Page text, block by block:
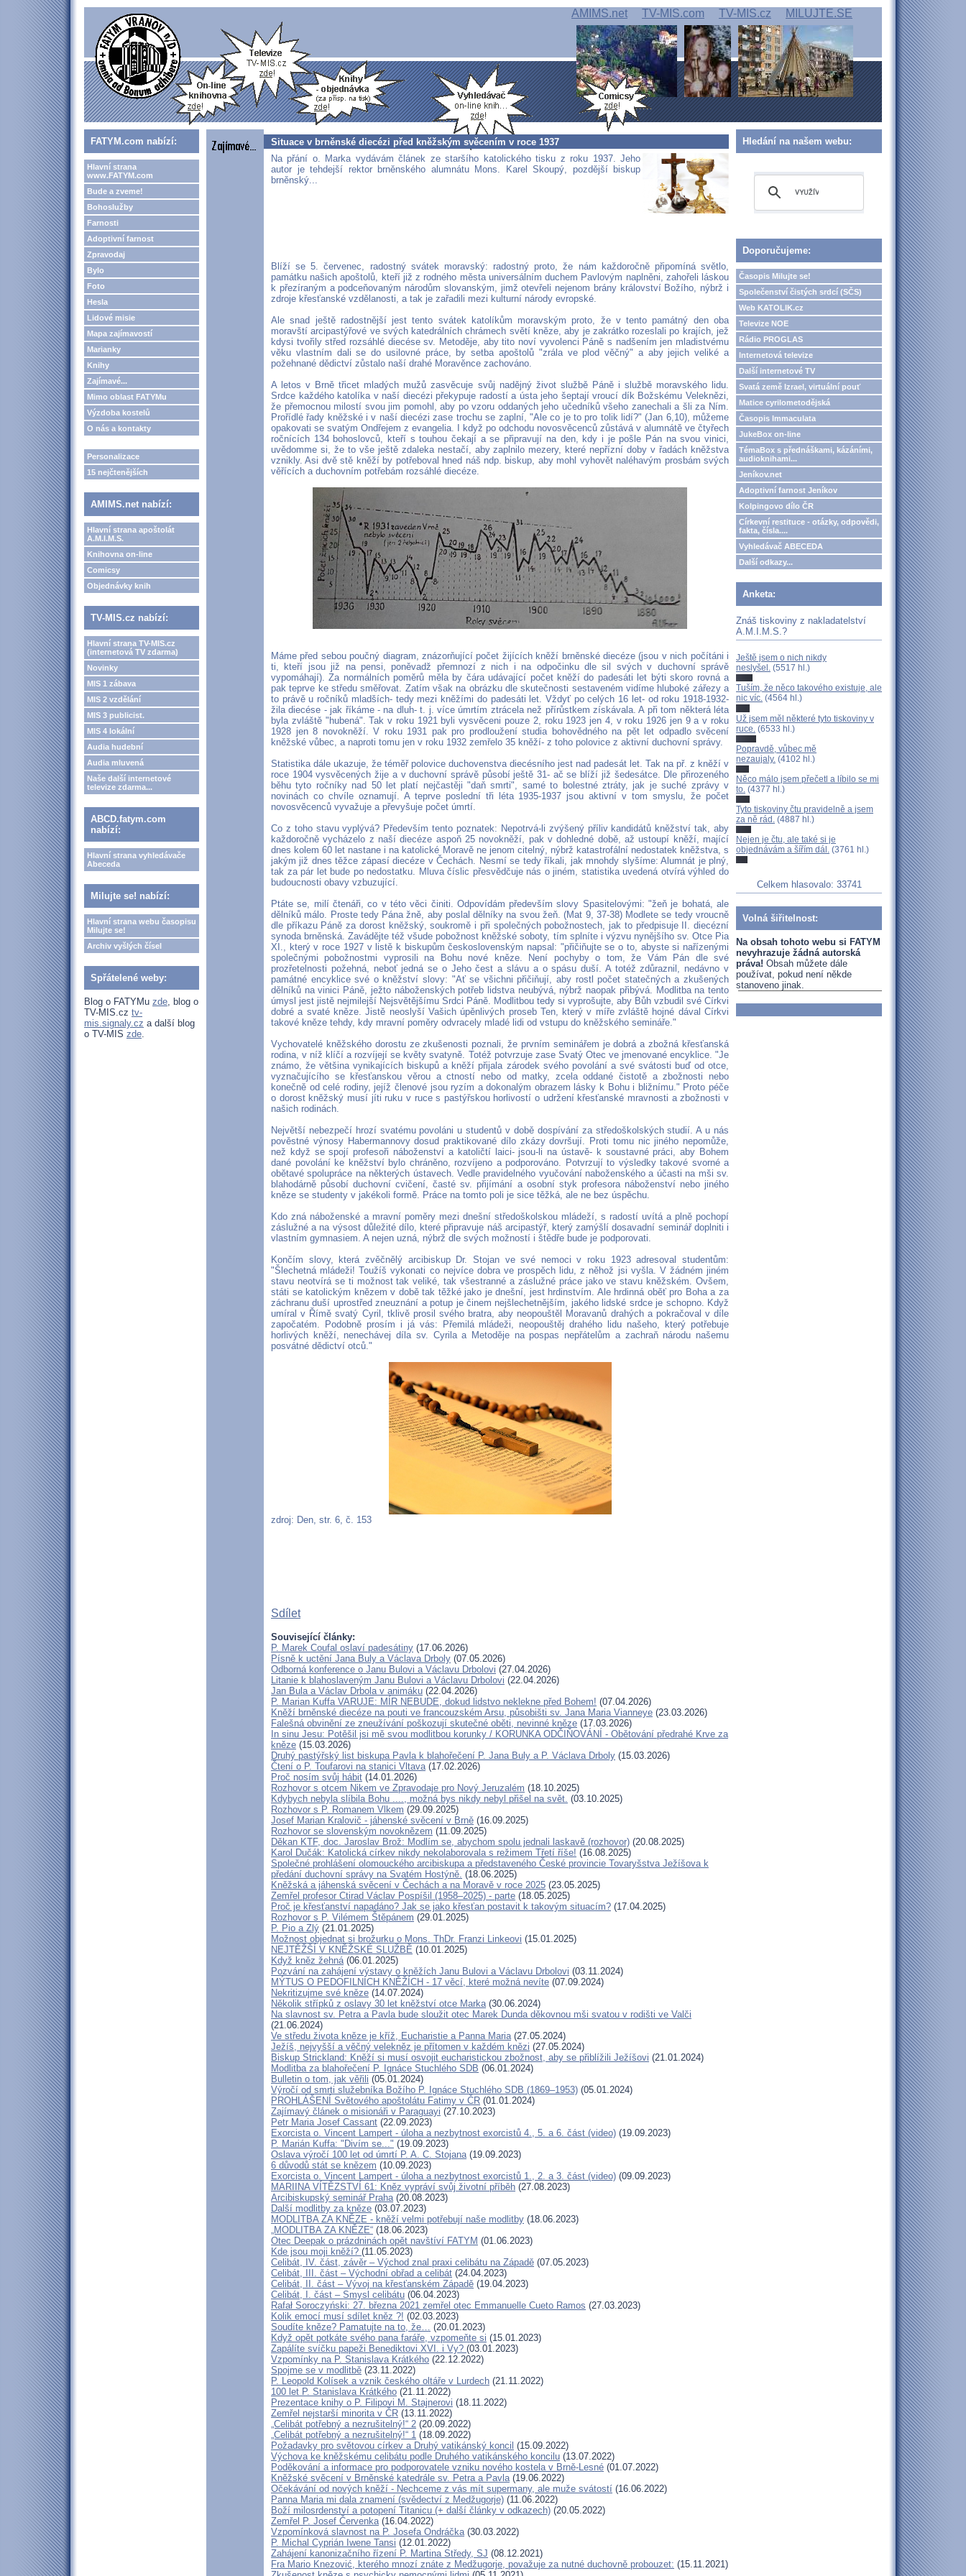
AMIMS.net TV-MIS.com TV-MIS.cz MILUJTE.SE
FATYM.com nabízí:
Hlavní strana
www.FATYM.com
Bude a zveme!
Bohoslužby
Farnosti
Adoptivní farnost
Zpravodaj
Bylo
Foto
Hesla
Lidové misie
Mapa zajímavostí
Marianky
Knihy
Zajímavé...
Mimo oblast FATYMu
Výzdoba kostelů
O nás a kontakty
Personalizace
15 nejčtenějších
AMIMS.net nabízí:
Hlavní strana apoštolát
A.M.I.M.S.
Knihovna on-line
Comicsy
Objednávky knih
TV-MIS.cz nabízí:
Hlavní strana TV-MIS.cz
(internetová TV zdarma)
Novinky
MIS 1 zábava
MIS 2 vzdělání
MIS 3 publicist.
MIS 4 lokální
Audia hudební
Audia mluvená
Naše další internetové
televize zdarma...
ABCD.fatym.com
nabízí:
Hlavní strana vyhledávače
Abeceda
Milujte se! nabízí:
Hlavní strana webu časopisu
Milujte se!
Archiv vyšlých čísel
Spřátelené weby:
Blog o FATYMu zde, blog o
TV-MIS.cz tv-
mis.signaly.cz a další blog
o TV-MIS zde.
Situace v brněnské diecézi před kněžským svěcením v roce 1937
Na přání o. Marka vydávám článek ze staršího katolického tisku z roku 1937. Jeho
autor je tehdejší rektor brněnského alumnátu Mons. Karel Skoupý, pozdější biskup
brněnský...
Blíží se 5. červenec, radostný svátek moravský: radostný proto, že nám každoročně připomíná světlo,
památku našich apoštolů, kteří již z rodného města universálním duchem Pavlovým naplněni, zahořeli láskou
k přezíraným a podceňovaným národům slovanským, jimž otevřeli nejenom brány království Božího, nýbrž i
zdroje křesťanské vzdělanosti, a tak je zařadili mezi kulturní národy evropské.
Ale snad ještě radostnější jest tento svátek katolíkům moravským proto, že v tento památný den oba
moravští arcipastýřové ve svých katedrálních chrámech světí kněze, aby je zakrátko rozeslali po krajích, jež
kdysi tvořily střed rozsáhlé diecése sv. Metoděje, aby tito noví vyvolenci Páně s nadšením jen mladistvému
věku vlastním dali se do usilovné práce, by setba apoštolů "zrála ve plod věčný" a aby jejich veliké a
požehnané dědictví zůstalo naší drahé Moravěnce zachováno.
A letos v Brně třicet mladých mužů zasvěcuje svůj nadějný život službě Páně i službě moravského lidu.
Srdce každého katolíka v naší diecézi překypuje radostí a ústa jeho šeptají vroucí dík Božskému Veleknězi,
že přemocnou milostí svou jim pomohl, aby po vzoru oddaných jeho učedníků všeho zanechali a šli za Ním.
Prořídlé řady kněžské i v naší diecézi zase trochu se zaplní, "Ale co je to pro tolik lidí?" (Jan 6,10), můžeme
opakovati se svatým Ondřejem z evangelia. I když po odchodu novosvěcenců zůstává v alumnátě ve čtyřech
ročnících 134 bohoslovců, kteří s touhou čekají a se připravují na den, kdy i je pošle Pán na svou vinici,
uvědomme si, že to vše ještě zdaleka nestačí, aby zaplnilo mezery, které nepřízní doby v řadách kněžstva
vznikly. Asi dvě stě kněží by potřeboval hned náš ndp. biskup, aby mohl vyhovět naléhavým prosbám svých
věřících a duchovním potřebám rozsáhlé diecéze.
Máme před sebou poučný diagram, znázorňující počet žijících kněží brněnské diecéze (jsou v nich počítáni i
ti, kteří jsou již na pensi, poněvadž přemnozí z nich i na odpočinku dle sil svých v duchovní správě
vypomáhají). Za normálních poměrů měla by čára udávající počet kněží do padesáti let býti skoro rovná a
pak teprve ke středu směřovat. Zatím však na obrázku dle skutečnosti sestaveném vidíme hluboké zářezy a
to právě u ročníků mladších- tedy mezi kněžími do padesáti let. Vždyť po celých 16 let- od roku 1918-1932-
žila diecése - jak říkáme - na dluh- t. j. více úmrtím ztrácela než přírůstkem získávala. A při tom některá léta
byla zvláště "hubená". Tak v roku 1921 byli vysvěceni pouze 2, roku 1923 jen 4, v roku 1926 jen 9 a v roku
1928 jen 8 novokněží. V roku 1931 pak pro prodloužení studia bohovědného na pět let odpadlo svěcení
kněžské vůbec, a naproti tomu jen v roku 1932 zemřelo 35 kněží- z toho polovice z aktivní duchovní správy.
Statistika dále ukazuje, že téměř polovice duchovenstva diecésního jest nad padesát let. Tak na př. z kněží v
roce 1904 vysvěcených žije a v duchovní správě působí ještě 31- ač se blíží již šedesátce. Dle přirozeného
běhu tyto ročníky nad 50 let platí nejčastěji "daň smrti", samé to bolestné ztráty, jak je suché zprávy v
novinách co chvíle oznamují. A teprve poslední tři léta 1935-1937 jsou aktivní v tom smyslu, že počet
novosvěcenců vyvažuje a převyšuje počet úmrtí.
Co z toho stavu vyplývá? Především tento poznatek: Nepotrvá-li zvýšený příliv kandidátů kněžství tak, aby
každoročně vycházelo z naší diecéze aspoň 25 novokněží, pak v dohledné době, až ustoupí kněží, mající
dnes kolem 60 let nastane i na katolické Moravě ne jenom citelný, nýbrž katastrofální nedostatek kněžstva, s
jakým již dnes těžce zápasí diecéze v Čechách. Nesmí se tedy říkali, jak mnohdy slyšíme: Alumnát je plný,
tak za pár let bude po nedostatku. Mluva číslic přesvědčuje nás o jiném, statistika uvedená otvírá výhled do
budoucnosti obavy vzbuzující.
Ptáte se, milí čtenáři, co v této věci činiti. Odpovídám především slovy Spasitelovými: "žeň je bohatá, ale
dělníků málo. Proste tedy Pána žně, aby poslal dělníky na svou žeň. (Mat 9, 37-38) Modlete se tedy vroucně
dle příkazu Páně za dorost kněžský, soukromě i při společných pobožnostech, jak to předpisuje II. diecézní
synoda brněnská. Zavádějte též všude pobožnost kněžské soboty, tím splníte i výzvu nynějšího sv. Otce Pia
XI., který v roce 1927 v listě k biskupům československým napsal: "přičiňujte se o to, abyste si nařízenými
společnými pobožnostmi vyprosili na Bohu nové kněze. Není pochyby o tom, že Vám Pán dle své
prozřetelnosti požehná, neboť jedná se o Jeho čest a slávu a o spásu duší. A totéž zdůraznil, nedávno v
památné encyklice své o kněžství slovy: "Ať se všichni přičiňují, aby rostl počet statečných a zkušených
dělníků na vinici Páně, ježto náboženských potřeb lidstva neubývá, nýbrž naopak přibývá. Modlitba na tento
úmysl jest jistě nejmilejší Nejsvětějšímu Srdci Páně. Modlitbou tedy si vyprošujte, aby Bůh vzbudil své Církvi
dobré a svaté kněze. Jistě neoslyší Vašich úpěnlivých proseb Ten, který v míře zvláště hojné dával Církvi
takové kněze tehdy, kdy mravní poměry odvracely mladé lidi od vstupu do kněžského semináře."
Vychovatelé kněžského dorostu ze zkušenosti poznali, že prvním seminářem je dobrá a zbožná křesťanská
rodina, v níž klíčí a rozvíjejí se květy svatyně. Totéž potvrzuje zase Svatý Otec ve jmenované encyklice. "Je
známo, že většina vynikajících biskupů a kněží přijala zárodek svého povolání a své svátosti buď od otce,
vyznačujícího se křesťanskou věrou a ctností nebo od matky, zcela oddané čistotě a zbožnosti nebo
konečně od celé rodiny, jejíž členové jsou ryzím a dokonalým obrazem lásky k Bohu i bližnímu." Proto péče
o dorost kněžský musí jíti ruku v ruce s pastýřskou horlivostí o udržení křesťanské mravnosti a zbožnosti v
našich rodinách.
Největší nebezpečí hrozí svatému povoláni u studentů v době dospívání za středoškolských studií. A u nás
pověstné výnosy Habermannovy dosud praktikované dílo zkázy dovršují. Proti tomu nic jiného nepomůže,
než když se spojí profesoři náboženství a katoličtí laici- jsou-li na ústavě- k soustavné práci, aby Bohem
dané povolání ke kněžství bylo chráněno, rozvíjeno a podporováno. Potvrzují to výsledky takové svorné a
obětavé spolupráce na některých ústavech. Vedle pravidelného vyučování naboženského a účasti na mši sv.
blahodárně působí duchovní cvičení, časté sv. přijímání a osobní styk profesora náboženství nebo jiného
kněze se studenty v jakékoli formě. Práce na tomto poli je sice těžká, ale ne bez úspěchu.
Kdo zná náboženské a mravní poměry mezi dnešní středoškolskou mládeží, s radostí uvítá a plně pochopí
záslužné a na výsost důležité dílo, které připravuje náš arcipastýř, který zamýšlí dosavadní seminář doplniti i
vlastním gymnasiem. A nejen uzná, nýbrž dle svých možností i štědře bude je podporovati.
Končím slovy, která zvěčnělý arcibiskup Dr. Stojan ve své nemoci v roku 1923 adresoval studentům:
"Šlechetná mládeži! Toužíš vykonati co nejvíce dobra ve prospěch lidu, z něhož jsi vyšla. V žádném jiném
stavu neotvírá se ti možnost tak veliké, tak všestranné a záslužné práce jako ve stavu kněžském. Ovšem,
státi se katolickým knězem v době tak těžké jako je dnešní, jest hrdinstvím. Ale hrdinná oběť pro Boha a za
záchranu duší uprostřed zneuznání a potup je činem nejšlechetnějším, jakého lidské srdce je schopno. Když
umíral v Římě svatý Cyril, tklivě prosil svého bratra, aby neopouštěl Moravanů drahých a pokračoval v díle
započatém. Podobně prosím i já vás: Přemilá mládeži, neopouštěj drahého lidu našeho, který potřebuje
horlivých kněží, nenechávej díla sv. Cyrila a Metoděje na pospas nepřátelům a zachraň národu našemu
posvátné dědictví otců."
zdroj: Den, str. 6, č. 153
Sdílet
Související články:
P. Marek Coufal oslaví padesátiny (17.06.2026)
Písně k uctění Jana Buly a Václava Drboly (07.05.2026)
Odborná konference o Janu Bulovi a Václavu Drbolovi (27.04.2026)
Litanie k blahoslaveným Janu Bulovi a Václavu Drbolovi (22.04.2026)
Jan Bula a Václav Drbola v animáku (22.04.2026)
P. Marian Kuffa VARUJE: MÍR NEBUDE, dokud lidstvo neklekne před Bohem! (07.04.2026)
Kněží brněnské diecéze na pouti ve francouzském Arsu, působišti sv. Jana Maria Vianneye (23.03.2026)
Falešná obvinění ze zneužívání poškozují skutečné oběti, nevinné kněze (17.03.2026)
In sinu Jesu: Potěšil jsi mě svou modlitbou korunky / KORUNKA ODČIŇOVÁNÍ - Obětování předrahé Krve za
kněze (15.03.2026)
Druhý pastýřský list biskupa Pavla k blahořečení P. Jana Buly a P. Václava Drboly (15.03.2026)
Čtení o P. Toufarovi na stanici Vltava(17.02.2026)
Proč nosím svůj hábit (14.01.2026)
Rozhovor s otcem Nikem ve Zpravodaje pro Nový Jeruzalém (18.10.2025)
Kdybych nebyla slíbila Bohu ...., možná bys nikdy nebyl přišel na svět. (03.10.2025)
Rozhovor s P. Romanem Vlkem (29.09.2025)
Josef Marian Kralovič - jáhenské svěcení v Brně (16.09.2025)
Rozhovor se slovenským novoknězem (11.09.2025)
Děkan KTF, doc. Jaroslav Brož: Modlím se, abychom spolu jednali laskavě (rozhovor) (20.08.2025)
Karol Dučák: Katolická církev nikdy nekolaborovala s režimem Třetí říše! (16.08.2025)
Společné prohlášení olomouckého arcibiskupa a představeného České provincie Tovaryšstva Ježíšova k
předání duchovní správy na Svatém Hostýně. (18.06.2025)
Kněžská a jáhenská svěcení v Čechách a na Moravě v roce 2025 (23.05.2025)
Zemřel profesor Ctirad Václav Pospíšil (1958–2025) - parte (18.05.2025)
Proč je křesťanství napadáno? Jak se jako křesťan postavit k takovým situacím? (17.04.2025)
Rozhovor s P. Vilémem Štěpánem (29.01.2025)
P. Pio a Zlý (21.01.2025)
Možnost objednat si brožurku o Mons. ThDr. Franzi Linkeovi (15.01.2025)
NEJTĚŽŠÍ V KNĚŽSKÉ SLUŽBĚ (10.01.2025)
Když kněz žehná(06.01.2025)
Pozvání na zahájení výstavy o kněžích Janu Bulovi a Václavu Drbolovi (03.11.2024)
MÝTUS O PEDOFILNÍCH KNĚŽÍCH - 17 věcí, které možná nevíte (07.09.2024)
Nekritizujme své kněze (14.07.2024)
Několik střípků z oslavy 30 let kněžství otce Marka(30.06.2024)
Na slavnost sv. Petra a Pavla bude sloužit otec Marek Dunda děkovnou mši svatou v rodišti ve Valči
(21.06.2024)
Ve středu života kněze je kříž, Eucharistie a Panna Maria(27.05.2024)
Ježíš, nejvyšší a věčný velekněz je přítomen v každém knězi (27.05.2024)
Biskup Strickland: Kněží si musí osvojit eucharistickou zbožnost, aby se přiblížili Ježíšovi (21.01.2024)
Modlitba za blahořečení P. Ignáce Stuchlého SDB (06.01.2024)
Bulletin o tom, jak věřili (05.01.2024)
Výročí od smrti služebníka Božího P. Ignáce Stuchlého SDB (1869–1953) (05.01.2024)
PROHLÁŠENÍ Světového apoštolátu Fatimy v ČR (01.01.2024)
Zajímavý článek o misionáři v Paraguayi (27.10.2023)
Petr Maria Josef Cassant (22.09.2023)
Exorcista o. Vincent Lampert - úloha a nezbytnost exorcistů 4., 5. a 6. část (video) (19.09.2023)
P. Marián Kuffa: "Divím se..." (19.09.2023)
Oslava výročí 100 let od úmrtí P. A. C. Stojana(19.09.2023)
6 důvodů stát se knězem (10.09.2023)
Exorcista o. Vincent Lampert - úloha a nezbytnost exorcistů 1., 2. a 3. část (video) (09.09.2023)
MARIINA VÍTĚZSTVÍ 61: Kněz vypráví svůj životní příběh (27.08.2023)
Arcibiskupský seminář Praha(20.08.2023)
Další modlitby za kněze (03.07.2023)
MODLITBA ZA KNĚZE - kněží velmi potřebují naše modlitby (18.06.2023)
„MODLITBA ZA KNĚZE“ (18.06.2023)
Otec Deepak o prázdninách opět navštíví FATYM (01.06.2023)
Kde jsou moji kněží? (11.05.2023)
Celibát, IV. část, závěr – Východ znal praxi celibátu na Západě (07.05.2023)
Celibát, III. část – Východní obřad a celibát (24.04.2023)
Celibát, II. část – Vývoj na křesťanském Západě (19.04.2023)
Celibát, I. část – Smysl celibátu (06.04.2023)
Rafał Soroczyński: 27. března 2021 zemřel otec Emmanuelle Cueto Ramos (27.03.2023)
Kolik emocí musí sdílet kněz ?! (02.03.2023)
Soudíte kněze? Pamatujte na to, že… (20.01.2023)
Když opět potkáte svého pana faráře, vzpomeňte si (15.01.2023)
Zapálíte svíčku papeži Benediktovi XVI. i Vy? (03.01.2023)
Vzpomínky na P. Stanislava Krátkého (22.12.2022)
Spojme se v modlitbě (23.11.2022)
P. Leopold Kolísek a vznik českého oltáře v Lurdech (21.11.2022)
100 let P. Stanislava Krátkého (21.11.2022)
Prezentace knihy o P. Filipovi M. Stajnerovi (18.11.2022)
Zemřel nejstarší minorita v ČR (13.11.2022)
„Celibát potřebný a nezrušitelný!“ 2 (20.09.2022)
„Celibát potřebný a nezrušitelný!“ 1 (18.09.2022)
Požadavky pro světovou církev a Druhý vatikánský koncil (15.09.2022)
Výchova ke kněžskému celibátu podle Druhého vatikánského koncilu (13.07.2022)
Poděkování a informace pro podporovatele vzniku nového kostela v Brně-Lesné (01.07.2022)
Kněžské svěcení v Brněnské katedrále sv. Petra a Pavla(19.06.2022)
Očekávání od nových kněží - Nechceme z vás mít supermany, ale muže svátostí (16.06.2022)
Panna Maria mi dala znamení (svědectví z Medžugorje) (11.06.2022)
Boží milosrdenství a potopení Titanicu (+ další články v odkazech) (20.05.2022)
Zemřel P. Josef Červenka(16.04.2022)
Vzpomínková slavnost na P. Josefa Ondráčka(30.03.2022)
P. Michal Cyprián Iwene Tansi (12.01.2022)
Zahájení kanonizačního řízení P. Martina Středy, SJ (08.12.2021)
Fra Mario Knezović, kterého mnozí znáte z Medžugorje, považuje za nutné duchovně probouzet: (15.11.2021)
Hledání na našem webu:
Doporučujeme:
Časopis Milujte se!
Společenství čistých srdcí (SČS)
Web KATOLIK.cz
Televize NOE
Rádio PROGLAS
Internetová televize
Další internetové TV
Svatá země Izrael, virtuální pouť
Matice cyrilometodějská
Časopis Immaculata
JukeBox on-line
TémaBox s přednáškami, kázáními,
audioknihami...
Jeníkov.net
Adoptivní farnost Jeníkov
Kolpingovo dílo ČR
Církevní restituce - otázky, odpovědi,
fakta, čísla....
Vyhledávač ABECEDA
Další odkazy...
Anketa:
Znáš tiskoviny z nakladatelství
A.M.I.M.S.?
Ještě jsem o nich nikdy
neslyšel. (5517 hl.)
Tuším, že něco takového existuje, ale
nic víc. (4564 hl.)
Už jsem měl některé tyto tiskoviny v
ruce. (6533 hl.)
Popravdě, vůbec mě
nezaujaly. (4102 hl.)
Něco málo jsem přečetl a líbilo se mi
to. (4377 hl.)
Tyto tiskoviny čtu pravidelně a jsem
za ně rád. (4887 hl.)
Nejen je čtu, ale také si je
objednávám a šířím dál. (3761 hl.)
Celkem hlasovalo: 33741
Volná šiřitelnost:
Na obsah tohoto webu si FATYM
nevyhrazuje žádná autorská
práva! Obsah můžete dále
používat, pokud není někde
stanoveno jinak.